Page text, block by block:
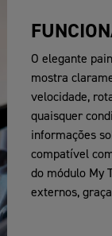
O elegante
mostra
velocidade,
quaisquer
informações
compatível
do módulo My
externos,